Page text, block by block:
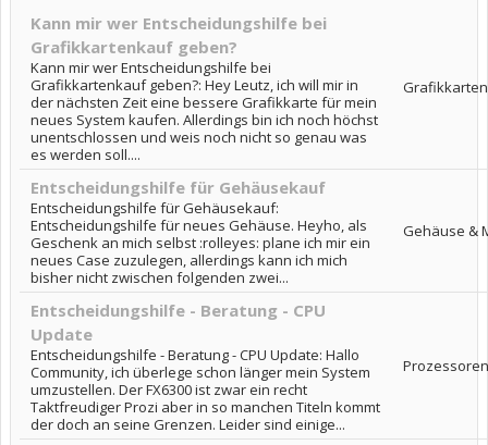
Kann mir wer Entscheidungshilfe bei
Grafikkartenkauf geben?
Kann mir wer Entscheidungshilfe bei
Grafikkartenkauf geben?: Hey Leutz, ich will mir in
der nächsten Zeit eine bessere Grafikkarte für mein
neues System kaufen. Allerdings bin ich noch höchst
unentschlossen und weis noch nicht so genau was
es werden soll....
Grafikkarten
Entscheidungshilfe für Gehäusekauf
Entscheidungshilfe für Gehäusekauf:
Entscheidungshilfe für neues Gehäuse. Heyho, als
Geschenk an mich selbst :rolleyes: plane ich mir ein
neues Case zuzulegen, allerdings kann ich mich
bisher nicht zwischen folgenden zwei...
Gehäuse &
Entscheidungshilfe - Beratung - CPU
Update
Entscheidungshilfe - Beratung - CPU Update: Hallo
Community, ich überlege schon länger mein System
umzustellen. Der FX6300 ist zwar ein recht
Taktfreudiger Prozi aber in so manchen Titeln kommt
der doch an seine Grenzen. Leider sind einige...
Prozessoren